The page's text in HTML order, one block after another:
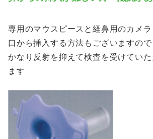
専用のマウスピースと経鼻用のカメ
口から挿入する方法もございますの
かなり反射を抑えて検査を受けていた
ます